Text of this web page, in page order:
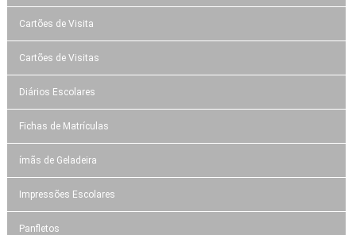
Cartões de Visita
Cartões de Visitas
Diários Escolares
Fichas de Matrículas
ímãs de Geladeira
Impressões Escolares
Panfletos